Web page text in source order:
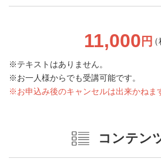
11,000 円（
テキストはありません。
お一人様からでも受講可能です。
お申込み後のキャンセルは出来かねま
コンテン